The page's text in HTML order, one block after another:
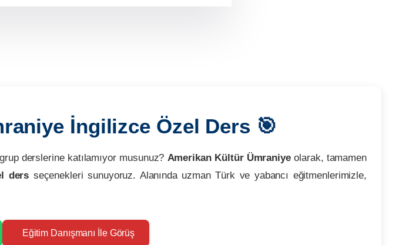
İngilizce Özel Ders 🎯
derslerine katılamıyor musunuz? Amerikan Kültür Ümraniyeolarak, tamamen
ders seçenekleri sunuyoruz. Alanında uzman Türk ve yabancı eğitmenlerimizle,
Eğitim Danışmanı İle Görüş